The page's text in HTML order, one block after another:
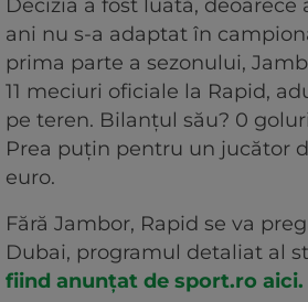
Decizia a fost luată, deoarece
ani nu s-a adaptat în
prima parte a sezonului,
11 meciuri oficiale la Rapid,
pe teren. Bilanțul său? 0
Prea puțin pentru un jucător
euro.
Fără Jambor, Rapid se va
Dubai, programul detaliat al
fiind anunțat de sport.ro aici.